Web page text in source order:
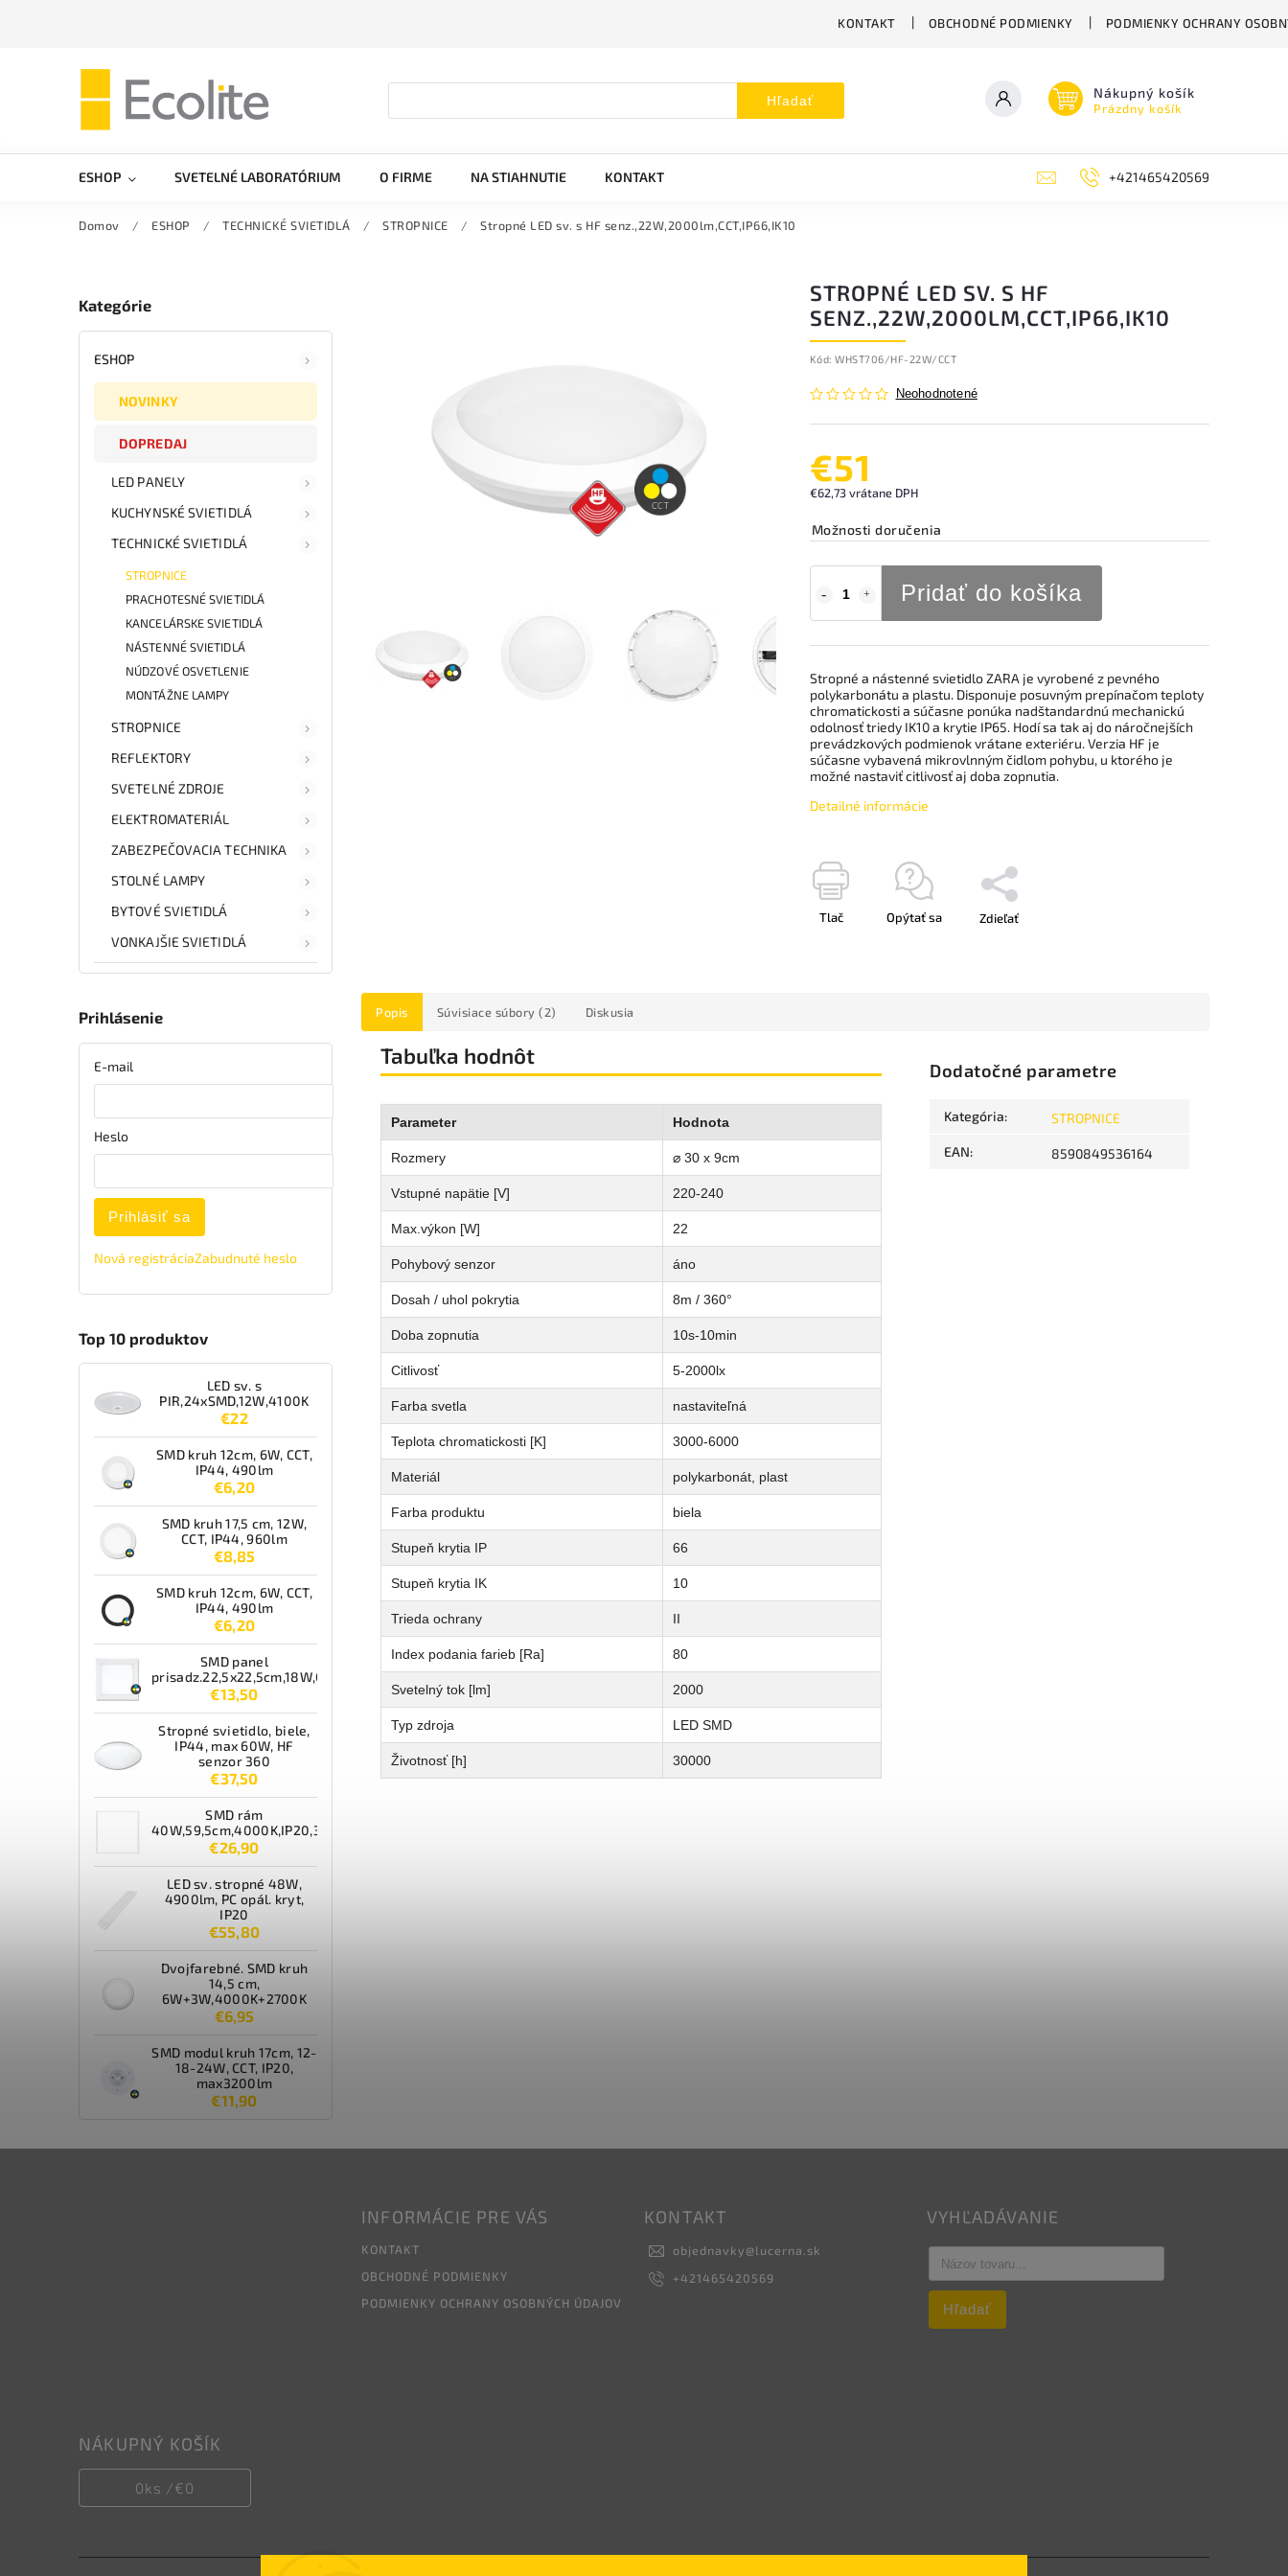
KONTAKT OBCHODNÉ PODMIENKY PODMIENKY OCHRANY
Hľadať Nákupný košík
Prázdny košík
ESHOP SVETELNÉ LABORATÓRIUM O FIRME NA STIAHNUTIE KONTAKT +421465420569
Domov / ESHOP / TECHNICKÉ SVIETIDLÁ / STROPNICE / Stropné LED sv. s HF senz.,22W,2000lm,CCT,IP66,IK10
Kategórie
ESHOP
NOVINKY
DOPREDAJ
LED PANELY
KUCHYNSKÉ SVIETIDLÁ
TECHNICKÉ SVIETIDLÁ
STROPNICE
PRACHOTESNÉ SVIETIDLÁ
KANCELÁRSKE SVIETIDLÁ
NÁSTENNÉ SVIETIDLÁ
NÚDZOVÉ OSVETLENIE
MONTÁŽNE LAMPY
STROPNICE
REFLEKTORY
SVETELNÉ ZDROJE
ELEKTROMATERIÁL
ZABEZPEČOVACIA TECHNIKA
STOLNÉ LAMPY
BYTOVÉ SVIETIDLÁ
VONKAJŠIE SVIETIDLÁ
Prihlásenie
E-mail
Heslo
Prihlásiť sa
Nová registráciaZabudnuté heslo
Top 10 produktov
LED sv. s
PIR,24xSMD,12W,4100K
€22
SMD kruh 12cm, 6W, CCT,
IP44, 490lm
€6,20
SMD kruh 17,5 cm, 12W,
CCT, IP44, 960lm
€8,85
SMD kruh 12cm, 6W, CCT,
IP44, 490lm
€6,20
SMD panel
prisadz.22,5x22,5cm,18W,CCT,IP44,1550lm
€13,50
Stropné svietidlo, biele,
IP44, max 60W, HF
senzor 360
€37,50
SMD rám
40W,59,5cm,4000K,IP20,3600lm,biely
€26,90
LED sv. stropné 48W,
4900lm, PC opál. kryt,
IP20
€55,80
Dvojfarebné. SMD kruh
14,5 cm,
6W+3W,4000K+2700K
€6,95
SMD modul kruh 17cm, 12-
18-24W, CCT, IP20,
max3200lm
€11,90
STROPNÉ LED SV. S HF
SENZ.,22W,2000LM,CCT,IP66,IK10
Kód: WHST706/HF-22W/CCT
Neohodnotené
€51
€62,73 vrátane DPH
Možnosti doručenia
Pridať do košíka
Stropné a nástenné svietidlo ZARA je vyrobené z pevného
polykarbonátu a plastu. Disponuje posuvným prepínačom teploty
chromatickosti a súčasne ponúka nadštandardnú mechanickú
odolnosť triedy IK10 a krytie IP65. Hodí sa tak aj do náročnejších
prevádzkových podmienok vrátane exteriéru. Verzia HF je
súčasne vybavená mikrovlnným čidlom pohybu, u ktorého je
možné nastaviť citlivosť aj doba zopnutia.
Detailné informácie
Tlač Opýtať sa Zdieľať
Popis Súvisiace súbory (2) Diskusia
Tabuľka hodnôt
Parameter Hodnota
Rozmery ⌀ 30 x 9cm
Vstupné napätie [V] 220-240
Max.výkon [W] 22
Pohybový senzor áno
Dosah / uhol pokrytia 8m / 360°
Doba zopnutia 10s-10min
Citlivosť 5-2000lx
Farba svetla nastaviteľná
Teplota chromatickosti [K] 3000-6000
Materiál polykarbonát, plast
Farba produktu biela
Stupeň krytia IP 66
Stupeň krytia IK 10
Trieda ochrany II
Index podania farieb [Ra] 80
Svetelný tok [lm] 2000
Typ zdroja LED SMD
Životnosť [h] 30000
Dodatočné parametre
Kategória: STROPNICE
EAN: 8590849536164
INFORMÁCIE PRE VÁS
KONTAKT
OBCHODNÉ PODMIENKY
PODMIENKY OCHRANY OSOBNÝCH ÚDAJOV
KONTAKT
objednavky@lucerna.sk
+421465420569
VYHĽADÁVANIE
Hľadať
NÁKUPNÝ KOŠÍK
0ks /€0